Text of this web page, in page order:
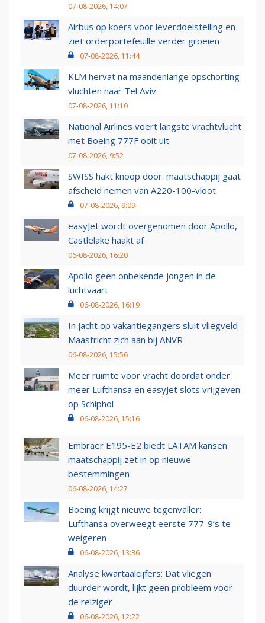
07-08-2026, 14:07
Airbus op koers voor leverdoelstelling en
ziet orderportefeuille verder groeien
07-08-2026, 11:44
KLM hervat na maandenlange opschorting
vluchten naar Tel Aviv
07-08-2026, 11:10
National Airlines voert langste vrachtvlucht
met Boeing 777F ooit uit
07-08-2026, 9:52
SWISS hakt knoop door: maatschappij gaat
afscheid nemen van A220-100-vloot
07-08-2026, 9:09
easyJet wordt overgenomen door Apollo,
Castlelake haakt af
06-08-2026, 16:20
Apollo geen onbekende jongen in de
luchtvaart
06-08-2026, 16:19
In jacht op vakantiegangers sluit vliegveld
Maastricht zich aan bij ANVR
06-08-2026, 15:56
Meer ruimte voor vracht doordat onder
meer Lufthansa en easyJet slots vrijgeven
op Schiphol
06-08-2026, 15:16
Embraer E195-E2 biedt LATAM kansen:
maatschappij zet in op nieuwe
bestemmingen
06-08-2026, 14:27
Boeing krijgt nieuwe tegenvaller:
Lufthansa overweegt eerste 777-9’s te
weigeren
06-08-2026, 13:36
Analyse kwartaalcijfers: Dat vliegen
duurder wordt, lijkt geen probleem voor
de reiziger
06-08-2026, 12:22